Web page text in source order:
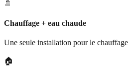
🚿
Chauffage + eau chaude
Une seule installation pour le
🏠